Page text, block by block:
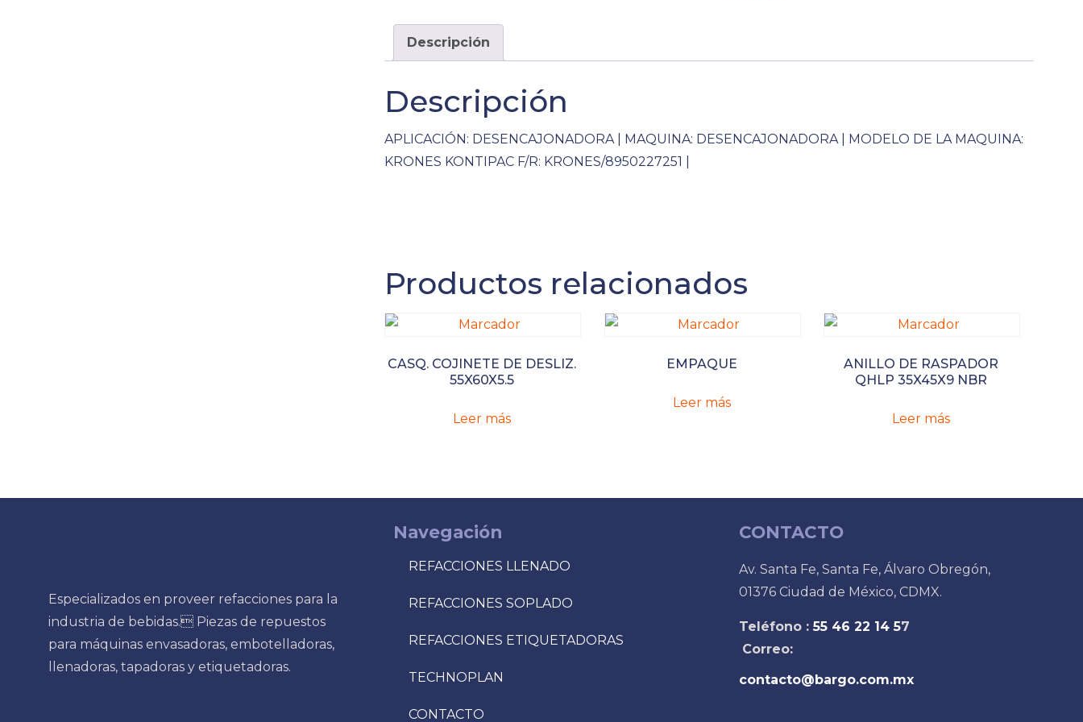
Descripción
Descripción
APLICACIÓN: DESENCAJONADORA | MAQUINA: DESENCAJONADORA | MODELO DE LA MAQUINA:
KRONES KONTIPAC F/R: KRONES/8950227251 |
Productos relacionados
CASQ. COJINETE DE DESLIZ.
55X60X5.5
Leer más
EMPAQUE
Leer más
ANILLO DE RASPADOR
QHLP 35X45X9 NBR
Leer más
Especializados en proveer refacciones para la
industria de bebidas. Piezas de repuestos
para máquinas envasadoras, embotelladoras,
llenadoras, tapadoras y etiquetadoras.
Navegación
REFACCIONES LLENADO
REFACCIONES SOPLADO
REFACCIONES ETIQUETADORAS
TECHNOPLAN
CONTACTO
CONTACTO
Av. Santa Fe, Santa Fe, Álvaro Obregón,
01376 Ciudad de México, CDMX.
Teléfono :55 46 22 14 57
Correo:
contacto@bargo.com.mx